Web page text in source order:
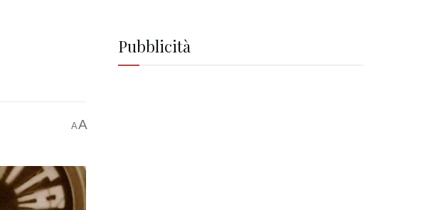
AA
Pubblicità